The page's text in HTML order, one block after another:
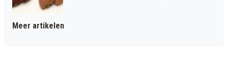
Meer artikelen